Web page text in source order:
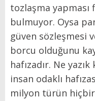
tozlaşma yapması
bulmuyor. Oysa
güven sözleşmesi
borcu olduğunu
hafızadır. Ne
insan odaklı
milyon türün